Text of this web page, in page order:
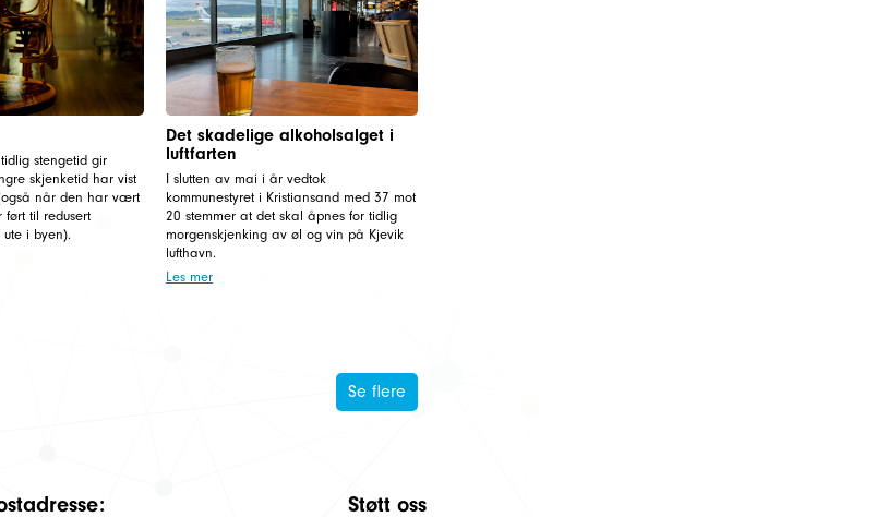
stengetid gir
skjenketid har vist
når den har vært
til redusert
i byen).
Det skadelige alkoholsalget i
luftfarten
I slutten av mai i år vedtok
kommunestyret i Kristiansand med 37 mot
20 stemmer at det skal åpnes for tidlig
morgenskjenking av øl og vin på Kjevik
lufthavn.
Les mer
Se flere
Støtt oss